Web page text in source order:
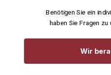
Benötigen Sie ein
haben Sie Fragen
Wir